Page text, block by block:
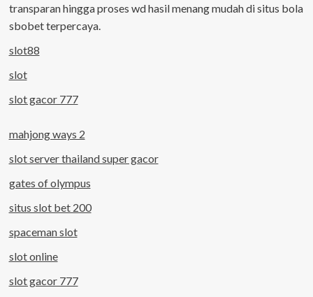
transparan hingga proses wd hasil menang mudah di situs bola
sbobet terpercaya.
slot88
slot
slot gacor 777
mahjong ways 2
slot server thailand super gacor
gates of olympus
situs slot bet 200
spaceman slot
slot online
slot gacor 777